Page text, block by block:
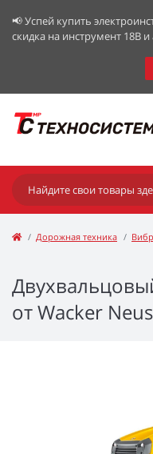
📢 Успей купить
скидка на инструмент 18В и
Дорожная техника
от Wacker